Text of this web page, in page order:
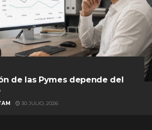
de las Pymes depende del
30 JULIO, 2026